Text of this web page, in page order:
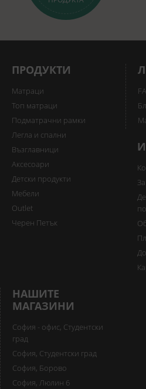
ПРОДУКТИ
Матраци
Топ матраци
Подматрачни рамки
Легла и спални
Възглавници
Аксесоари
Детски продукти
Мебели
Outlet
Черен Петък
НАШИТЕ
МАГАЗИНИ
София - офис, Студентски
град
София, Студентски град
София, Борово
София, Люлин 6